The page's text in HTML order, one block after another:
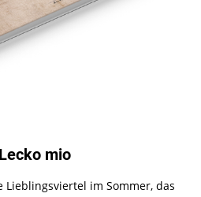
mio
im Sommer, das